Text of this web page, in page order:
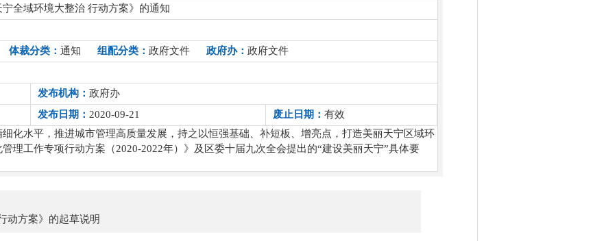
全域环境大整治 行动方案》的通知
体裁分类： 通知 组配分类： 政府文件 政府办： 政府文件
发布机构： 政府办
发布日期： 2020-09-21 废止日期： 有效
化水平，推进城市管理高质量发展，持之以恒强基础、补短板、增亮点，打造美丽天宁区域环
理工作专项行动方案（2020-2022年）》及区委十届九次全会提出的“建设美丽天宁”具体要
动方案》的起草说明